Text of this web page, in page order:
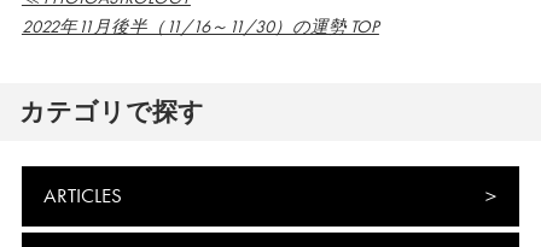
2022年11月後半（11/16～11/30）の運勢 TOP
カテゴリで探す
ARTICLES